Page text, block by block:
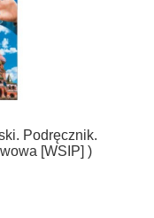
Podręcznik.
[WSIP] )